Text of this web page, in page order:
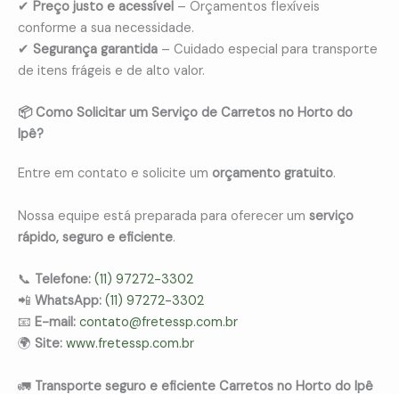
✔ Preço justo e acessível – Orçamentos flexíveis
conforme a sua necessidade.
✔ Segurança garantida – Cuidado especial para transporte
de itens frágeis e de alto valor.
📦 Como Solicitar um Serviço de Carretos no Horto do
Ipê?
Entre em contato e solicite um orçamento gratuito.
Nossa equipe está preparada para oferecer um serviço
rápido, seguro e eficiente.
📞 Telefone: (11) 97272-3302
📲 WhatsApp: (11) 97272-3302
📧 E-mail: contato@fretessp.com.br
🌍 Site: www.fretessp.com.br
🚛 Transporte seguro e eficiente Carretos no Horto do Ipê